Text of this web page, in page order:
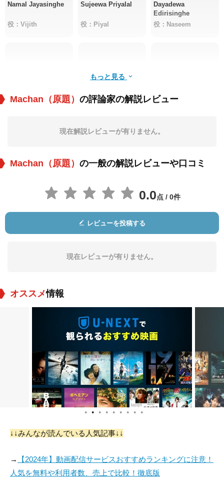
Namal Jayasinghe
役：Vijith
Sujeewa Priyalal
役：Piyal
Dayadewa
Edirisinghe
役：Naseem
役：Oaf
役：Spoilt Son
Pradeepan
Puwabalasingham
Saumya Liyanage
役：Angry Foreigne
Mahendra Perera
役：Ruwan
もっと見る
Machan（原題） の評論家の解説レビュー
現在解説レビューが有りません。
Machan（原題） の一般の解説レビューや口コミ
0.0点 / 0件
レビューを投稿する
現在レビューが有りません。
オススメ情報
● ● ● ● ● ● ● ● ●
↓↓みんなが読んでいる人気記事↓↓
→
【2024年】動画配信サービスおすすめランキングに注意！
人気を無料や利用者数、売上で比較！徹底版